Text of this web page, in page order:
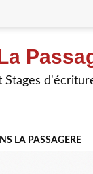
Stages
LA PASSAGERE